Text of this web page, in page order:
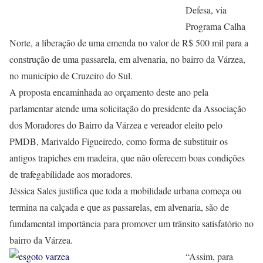
Defesa, via
Programa Calha
Norte, a liberação de uma emenda no valor de R$ 500 mil para a
construção de uma passarela, em alvenaria, no bairro da Várzea,
no município de Cruzeiro do Sul.
A proposta encaminhada ao orçamento deste ano pela
parlamentar atende uma solicitação do presidente da Associação
dos Moradores do Bairro da Várzea e vereador eleito pelo
PMDB, Marivaldo Figueiredo, como forma de substituir os
antigos trapiches em madeira, que não oferecem boas condições
de trafegabilidade aos moradores.
Jéssica Sales justifica que toda a mobilidade urbana começa ou
termina na calçada e que as passarelas, em alvenaria, são de
fundamental importância para promover um trânsito satisfatório no
bairro da Várzea.
“Assim, para